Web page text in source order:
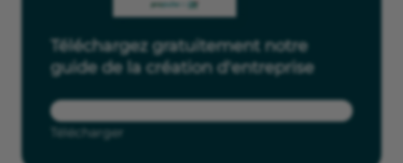
Téléchargez gratuitement notre
guide de la création d'entreprise
Télécharger